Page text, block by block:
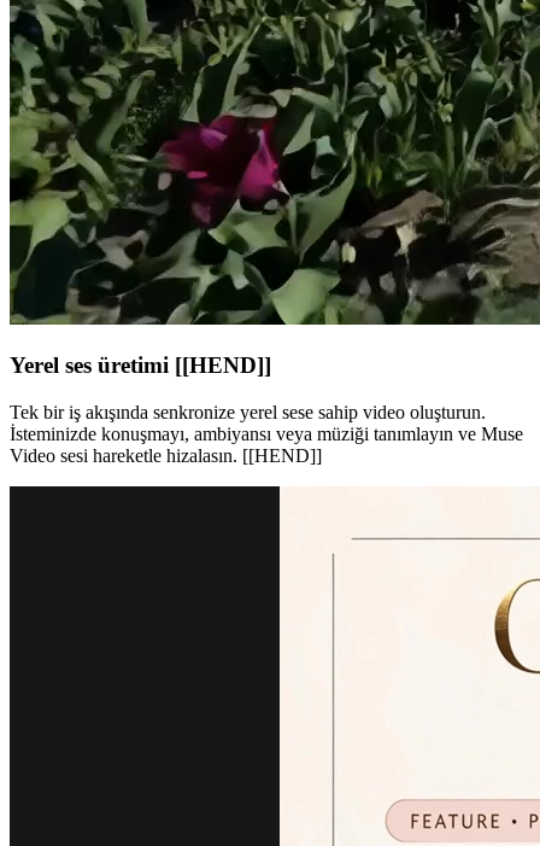
Yerel ses üretimi [[HEND]]
Tek bir iş akışında senkronize yerel sese sahip video oluşturun.
İsteminizde konuşmayı, ambiyansı veya müziği tanımlayın ve Muse
Video sesi hareketle hizalasın. [[HEND]]